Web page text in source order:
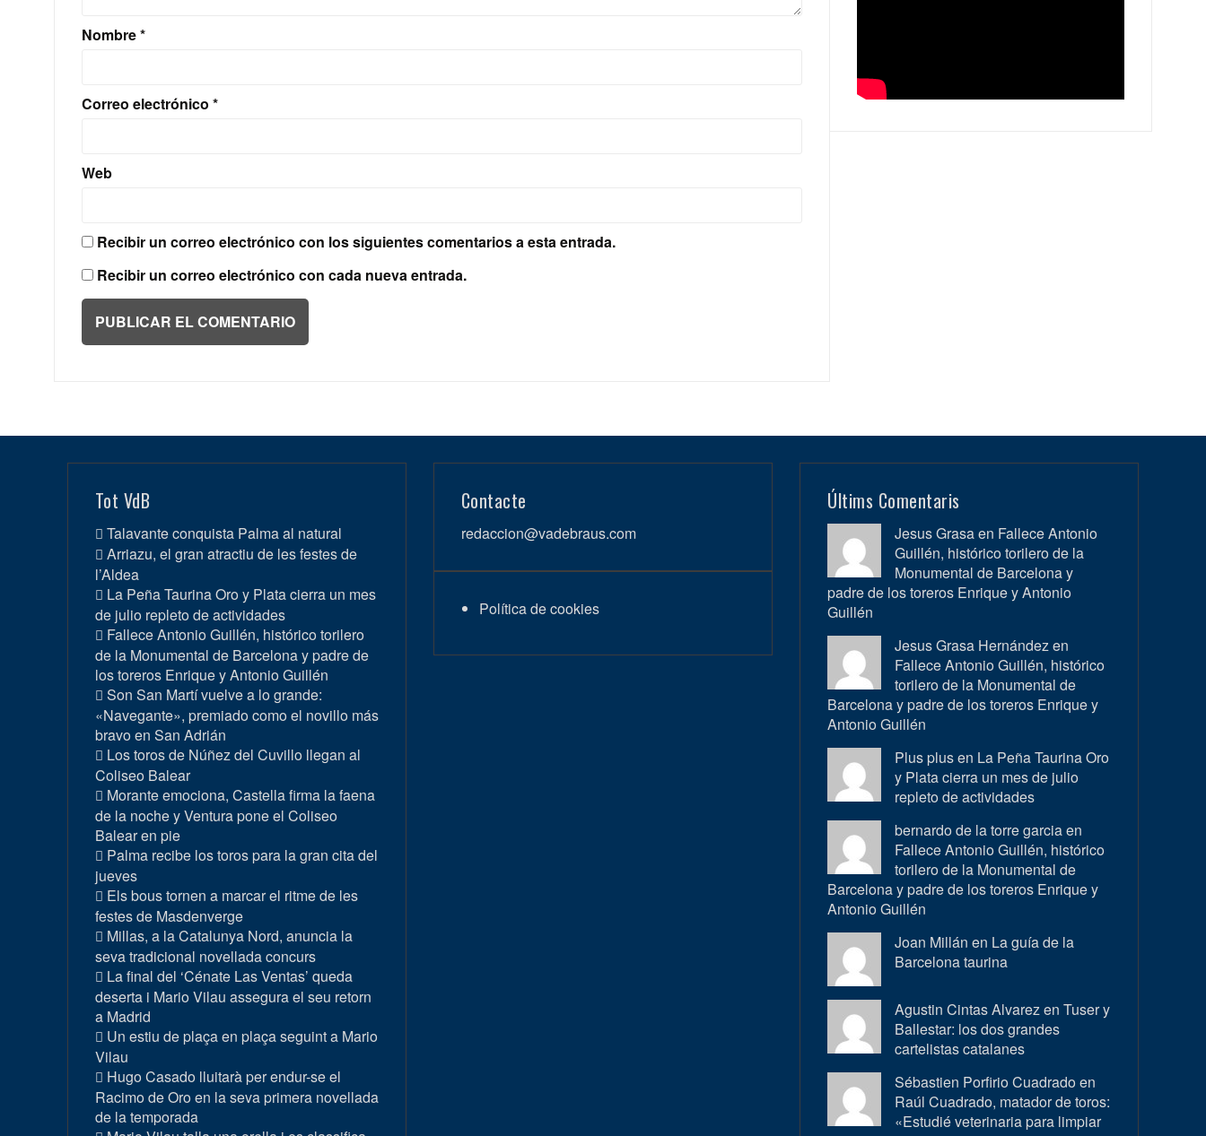
Nombre*
Correo electrónico *
Web
Recibir un correo electrónico con los siguientes comentarios a esta entrada.
Recibir un correo electrónico con cada nueva entrada.
Tot VdB
Talavante conquista Palma al natural
Arriazu, el gran atractiu de les festes de
l’Aldea
La Peña Taurina Oro y Plata cierra un mes
de julio repleto de actividades
Fallece Antonio Guillén, histórico torilero
de la Monumental de Barcelona y padre de
los toreros Enrique y Antonio Guillén
Son San Martí vuelve a lo grande:
«Navegante», premiado como el novillo más
bravo en San Adrián
Los toros de Núñez del Cuvillo llegan al
Coliseo Balear
Morante emociona, Castella firma la faena
de la noche y Ventura pone el Coliseo
Balear en pie
Palma recibe los toros para la gran cita del
jueves
Els bous tornen a marcar el ritme de les
festes de Masdenverge
Millas, a la Catalunya Nord, anuncia la
seva tradicional novellada concurs
La final del ‘Cénate Las Ventas’ queda
deserta i Mario Vilau assegura el seu retorn
a Madrid
Un estiu de plaça en plaça seguint a Mario
Vilau
Hugo Casado lluitarà per endur-se el
Racimo de Oro en la seva primera novellada
de la temporada
Contacte
redaccion@vadebraus.com
Política de cookies
Últims Comentaris
Jesus Grasa en Fallece Antonio
Guillén, histórico torilero de la
Monumental de Barcelona y
padre de los toreros Enrique y Antonio
Guillén
Jesus Grasa Hernández en
Fallece Antonio Guillén, histórico
torilero de la Monumental de
Barcelona y padre de los toreros Enrique y
Antonio Guillén
Plus plus en La Peña Taurina Oro
y Plata cierra un mes de julio
repleto de actividades
bernardo de la torre garcia en
Fallece Antonio Guillén, histórico
torilero de la Monumental de
Barcelona y padre de los toreros Enrique y
Antonio Guillén
Joan Millán en La guía de la
Barcelona taurina
Agustin Cintas Alvarez enTuser y
Ballestar: los dos grandes
cartelistas catalanes
Sébastien Porfirio Cuadrado en
Raúl Cuadrado, matador de toros:
«Estudié veterinaria para limpiar